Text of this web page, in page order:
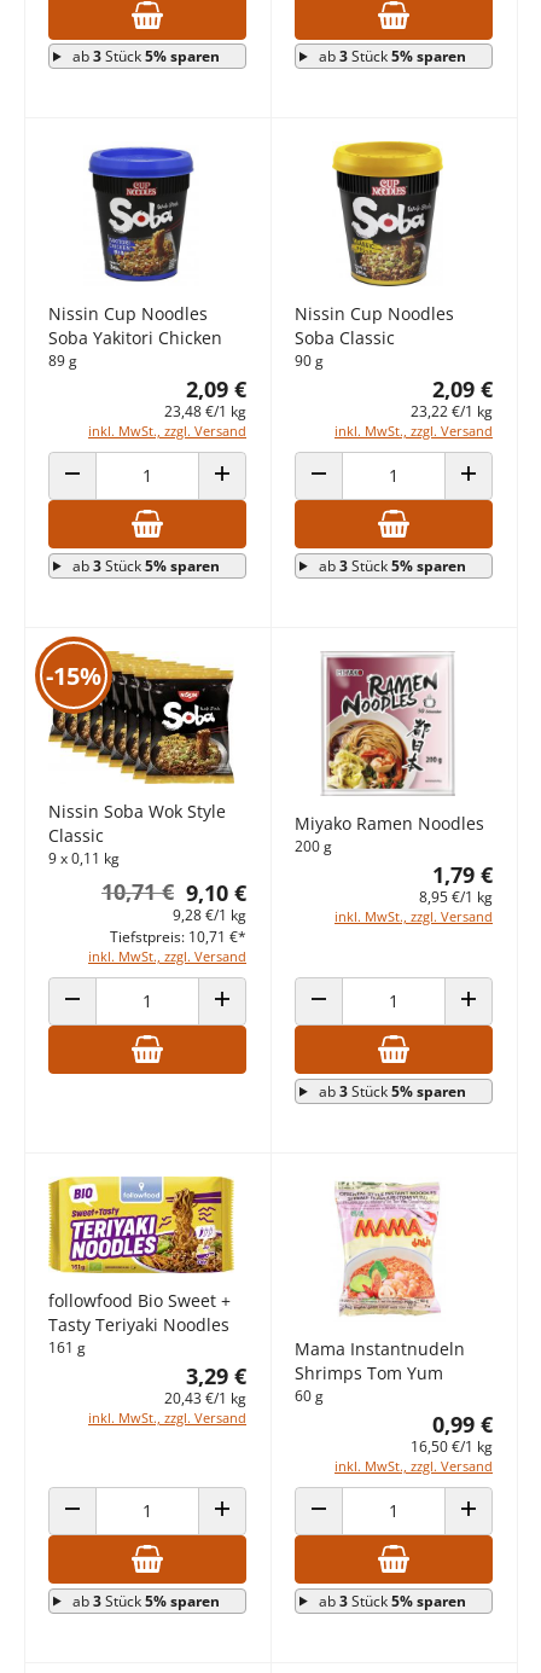
ab3Stück5% sparen ab3Stück5% sparen
Nissin Cup Noodles
Soba Yakitori Chicken
89 g
2,09 €
23,48 €/1 kg
inkl. MwSt., zzgl. Versand
ANZAHL VERRINGERN ANZAHL ERHÖHEN
ab3Stück5% sparen
Nissin Cup Noodles
Soba Classic
90 g
2,09 €
23,22 €/1 kg
inkl. MwSt., zzgl. Versand
ANZAHL VERRINGERN ANZAHL
ab3Stück5% sparen
-15%
Nissin Soba Wok Style
Classic
9 x 0,11 kg
9,10 €
10,71 €
9,28 €/1 kg
inkl. MwSt., zzgl. Versand
Tiefstpreis: 10,71 €*
ANZAHL VERRINGERN ANZAHL ERHÖHEN
Miyako Ramen Noodles
200 g
1,79 €
8,95 €/1 kg
inkl. MwSt., zzgl. Versand
ANZAHL VERRINGERN ANZAHL
ab3Stück5% sparen
followfood Bio Sweet +
Tasty Teriyaki Noodles
161 g
3,29 €
20,43 €/1 kg
inkl. MwSt., zzgl. Versand
ANZAHL VERRINGERN ANZAHL ERHÖHEN
ab3Stück5% sparen
Mama Instantnudeln
Shrimps Tom Yum
60 g
0,99 €
16,50 €/1 kg
inkl. MwSt., zzgl. Versand
ANZAHL VERRINGERN ANZAHL
ab3Stück5% sparen